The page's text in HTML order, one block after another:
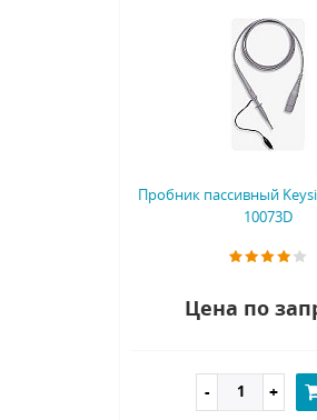
Пробник пассивный
10073D
Цена по